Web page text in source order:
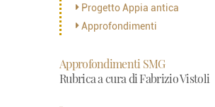
Progetto Appia antica
Approfondimenti
Approfondimenti SMG
Rubrica a cura di Fabrizio Vistoli